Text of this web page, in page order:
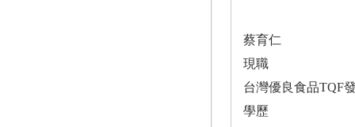
蔡育仁
現職
台灣優良食品TQF
學歷